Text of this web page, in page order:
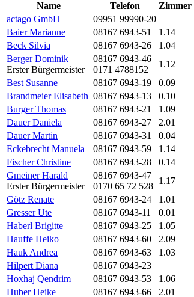
Name
Telefon Zimmer
actago GmbH
09951 99990-20
Baier Marianne
08167 6943-51 1.14
Beck Silvia
08167 6943-26 1.04
Berger Dominik
Erster Bürgermeister
08167 6943-46
0171 4788152
1.12
Best Susanne
08167 6943-19 0.09
Brandmeier Elisabeth 08167 6943-13 0.10
Burger Thomas
08167 6943-21 1.09
Dauer Daniela
08167 6943-27 2.01
Dauer Martin
08167 6943-31 0.04
Eckebrecht Manuela
08167 6943-59 1.14
Fischer Christine
08167 6943-28 0.14
Gmeiner Harald
Erster Bürgermeister
08167 6943-47
0170 65 72 528
1.17
Götz Renate
08167 6943-24 1.01
Gresser Ute
08167 6943-11 0.01
Haberl Brigitte
08167 6943-25 1.05
Hauffe Heiko
08167 6943-60 2.09
Hauk Andrea
08167 6943-63 1.03
Hilpert Diana
08167 6943-23
Hoxhaj Qendrim
08167 6943-53 1.06
Huber Heike
08167 6943-66 2.01